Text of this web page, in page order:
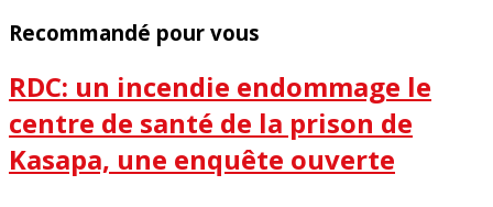
Recommandé pour vous
RDC: un incendie endommage le
centre de santé de la prison de
Kasapa, une enquête ouverte